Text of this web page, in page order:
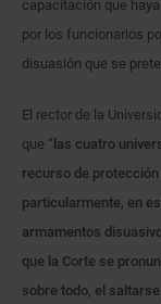
capacitación que
por los funcionarios
disuasión que se
El rector de la
que “las cuatro
recurso de
particularmente, en
armamentos
que la Corte se
sobre todo, el